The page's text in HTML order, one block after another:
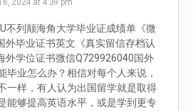
2024 at 4:39 pm
不列颠海角大学毕业证成绩单《微
外毕业证书英文《真实留信存档认
外学位证书微信Q729926040国外
毕业怎么办？相信对每个人来说，
一样，有人认为出国留学就是取得
能够提高英语水平，或是学到更专